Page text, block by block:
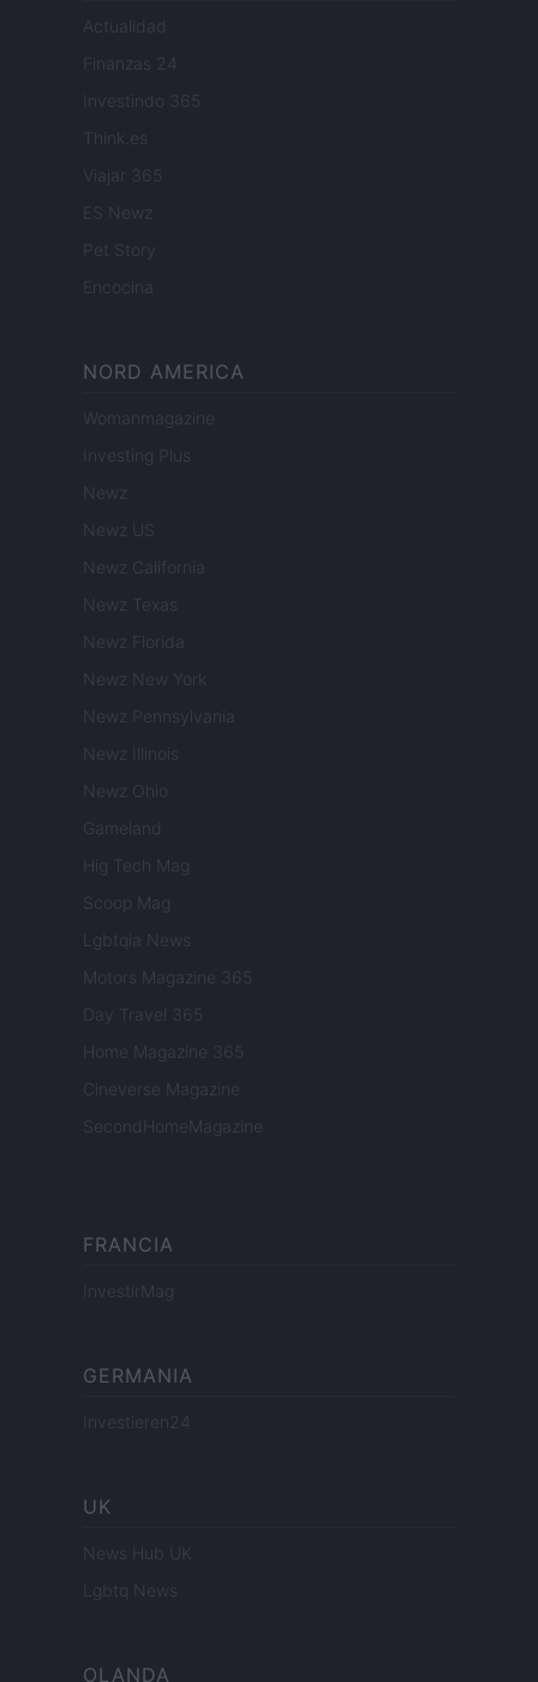
Actualidad
Finanzas 24
Investindo 365
Think.es
Viajar 365
ES Newz
Pet Story
Encocina
NORD AMERICA
Womanmagazine
Investing Plus
Newz
Newz US
Newz California
Newz Texas
Newz Florida
Newz New York
Newz Pennsylvania
Newz Illinois
Newz Ohio
Gameland
Hig Tech Mag
Scoop Mag
Lgbtqia News
Motors Magazine 365
Day Travel 365
Home Magazine 365
Cineverse Magazine
SecondHomeMagazine
FRANCIA
InvestirMag
GERMANIA
Investieren24
UK
News Hub UK
Lgbtq News
OLANDA